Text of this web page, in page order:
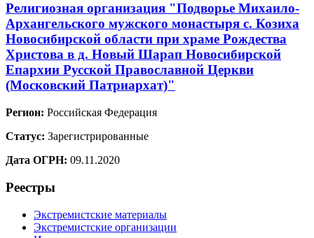
Религиозная организация "Подворье Михаило-
Архангельского мужского монастыря с. Козиха
Новосибирской области при храме Рождества
Христова в д. Новый Шарап Новосибирской
Епархии Русской Православной Церкви
(Московский Патриархат)"
Регион: Российская Федерация
Статус: Зарегистрированные
Дата ОГРН: 09.11.2020
Реестры
Экстремистские материалы
Экстремистские организации